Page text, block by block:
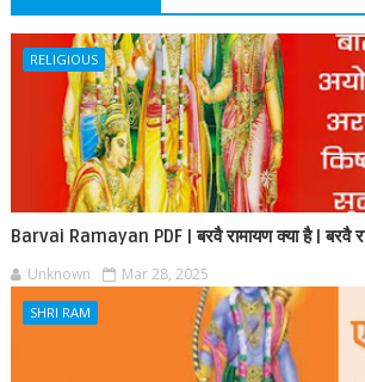
RELIGIOUS
Barvai Ramayan PDF | बरवै रामायण क्या है | बरवै
Unknown Mar 28, 2025
SHRI RAM